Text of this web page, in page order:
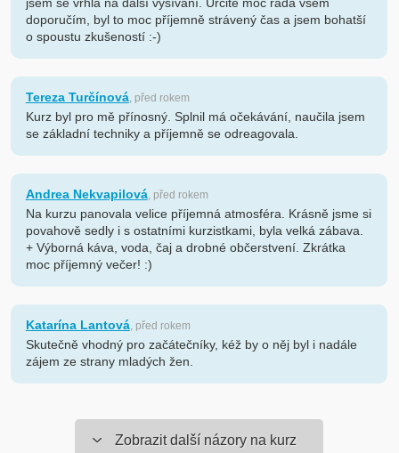
jsem se vrhla na další vyšívání. Určitě moc ráda všem
doporučím, byl to moc příjemně strávený čas a jsem bohatší
o spoustu zkušeností :-)
Tereza Turčínová, před rokem
Kurz byl pro mě přínosný. Splnil má očekávání, naučila jsem
se základní techniky a příjemně se odreagovala.
Andrea Nekvapilová, před rokem
Na kurzu panovala velice příjemná atmosféra. Krásně jsme si
povahově sedly i s ostatními kurzistkami, byla velká zábava.
+ Výborná káva, voda, čaj a drobné občerstvení. Zkrátka
moc příjemný večer! :)
Katarína Lantová, před rokem
Skutečně vhodný pro začátečníky, kéž by o něj byl i nadále
zájem ze strany mladých žen.
Zobrazit další názory na kurz